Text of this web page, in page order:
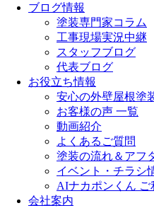
ブログ情報
塗装専門家コラム
工事現場実況中継
スタッフブログ
代表ブログ
お役立ち情報
安心の外壁屋根塗
お客様の声 一覧
動画紹介
よくあるご質問
塗装の流れ＆アフ
イベント・チラシ
AIナカポンくん ご
会社案内